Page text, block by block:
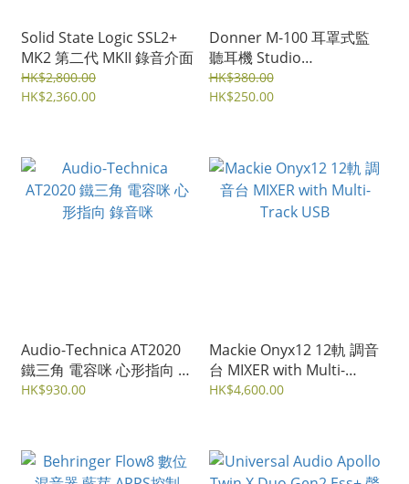
Solid State Logic SSL2+
MK2 第二代 MKII 錄音介面
HK$2,800.00
HK$2,360.00
Donner M-100 耳罩式監
聽耳機 Studio
HK$380.00
HK$250.00
Audio-Technica AT2020
鐵三角 電容咪 心形指向 錄
音咪
HK$930.00
Mackie Onyx12 12軌 調音
台 MIXER with Multi-
Track USB
HK$4,600.00